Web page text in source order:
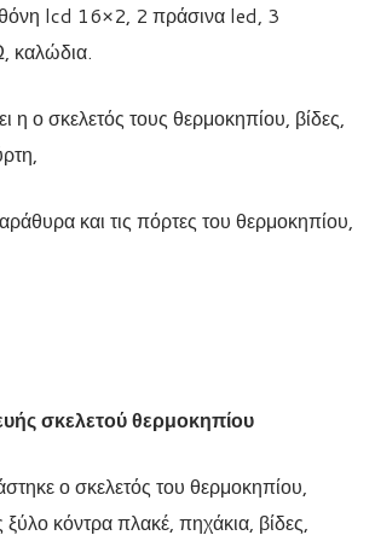
lcd 16×2, 2 πράσινα led, 3
καλώδια.
η ο σκελετός τους θερμοκηπίου, βίδες,
και τις πόρτες του θερμοκηπίου,
σκελετού θερμοκηπίου
ο σκελετός του θερμοκηπίου,
κόντρα πλακέ, πηχάκια, βίδες,